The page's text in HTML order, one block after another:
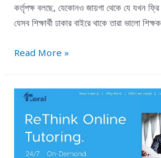
কর্তৃপক্ষ বলছে, যেকোনও জায়গা থেকে যে যখন ফ্রি
যেসব শিক্ষার্থী ঢাকার বাইরে থাকে তারা ভালো
Read More »